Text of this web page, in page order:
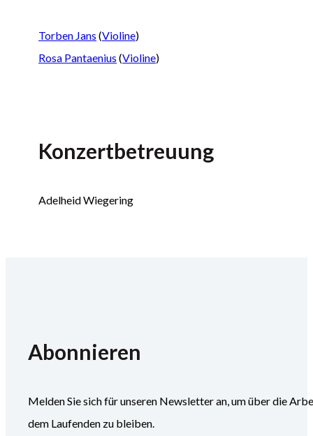
Torben Jans (Violine)
Rosa Pantaenius (Violine)
Konzertbetreuung
Adelheid Wiegering
Abonnieren
Melden Sie sich für unseren Newsletter an, um über die
dem Laufenden zu bleiben.